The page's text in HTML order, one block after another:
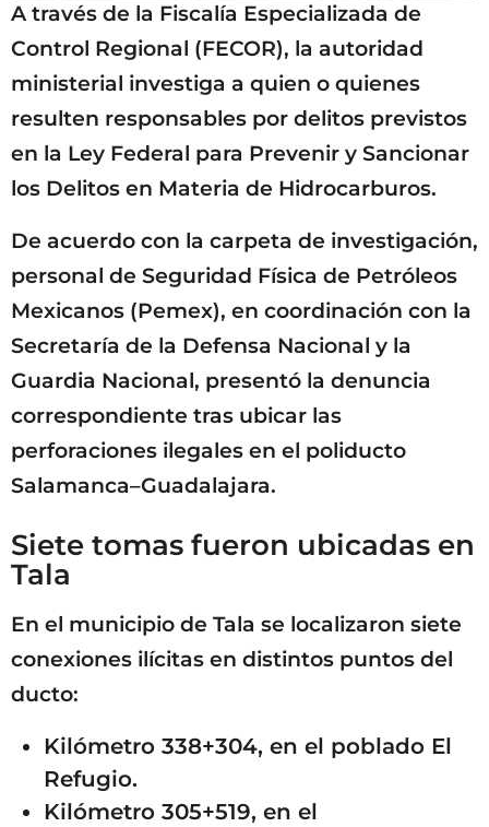
A través de la Fiscalía Especializada de
Control Regional (FECOR), la autoridad
ministerial investiga a quien o quienes
resulten responsables por delitos previstos
en la Ley Federal para Prevenir y Sancionar
los Delitos en Materia de Hidrocarburos.
De acuerdo con la carpeta de investigación,
personal de Seguridad Física de Petróleos
Mexicanos (Pemex), en coordinación con la
Secretaría de la Defensa Nacional y la
Guardia Nacional, presentó la denuncia
correspondiente tras ubicar las
perforaciones ilegales en el poliducto
Salamanca–Guadalajara.
Siete tomas fueron ubicadas en
Tala
En el municipio de Tala se localizaron siete
conexiones ilícitas en distintos puntos del
ducto:
Kilómetro 338+304, en el poblado El
Refugio.
Kilómetro 305+519, en el